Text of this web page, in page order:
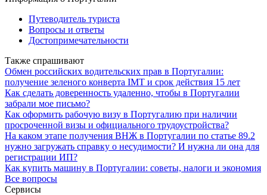
Путеводитель туриста
Вопросы и ответы
Достопримечательности
Также спрашивают
Обмен российских водительских прав в Португалии:
получение зеленого конверта IMT и срок действия 15 лет
Как сделать доверенность удаленно, чтобы в Португалии
забрали мое письмо?
Как оформить рабочую визу в Португалию при наличии
просроченной визы и официального трудоустройства?
На каком этапе получения ВНЖ в Португалии по статье 89.2
нужно загружать справку о несудимости? И нужна ли она для
регистрации ИП?
Как купить машину в Португалии: советы, налоги и экономия
Все вопросы
Сервисы